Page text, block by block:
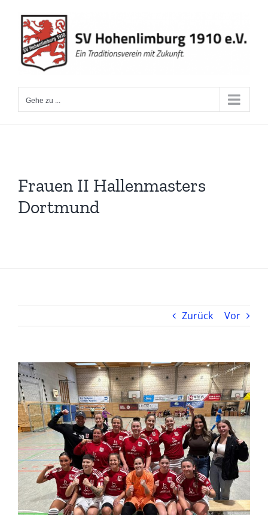
Inhalt
springen
Gehe zu ...
Frauen II Hallenmasters
Dortmund
Zurück Vor